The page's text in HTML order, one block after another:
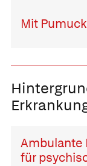
Mit
Ambulante
für